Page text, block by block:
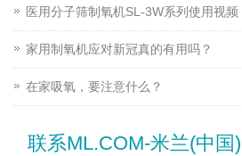
医用分子筛制氧机SL-3W系列使用视频
家用制氧机应对新冠真的有用吗？
在家吸氧，要注意什么？
联系ML.COM-米兰(中国)